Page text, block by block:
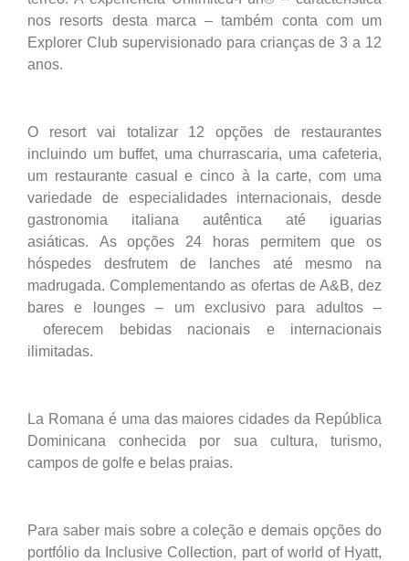
nos resorts desta marca – também conta com um
Explorer Club supervisionado para crianças de 3 a 12
anos.
O resort vai totalizar 12 opções de restaurantes
incluindo um buffet, uma churrascaria, uma cafeteria,
um restaurante casual e cinco à la carte, com uma
variedade de especialidades internacionais, desde
gastronomia italiana autêntica até iguarias
asiáticas. As opções 24 horas permitem que os
hóspedes desfrutem de lanches até mesmo na
madrugada. Complementando as ofertas de A&B, dez
bares e lounges – um exclusivo para adultos –
oferecem bebidas nacionais e internacionais
ilimitadas.
La Romana é uma das maiores cidades da República
Dominicana conhecida por sua cultura, turismo,
campos de golfe e belas praias.
Para saber mais sobre a coleção e demais opções do
portfólio da Inclusive Collection, part of world of Hyatt,